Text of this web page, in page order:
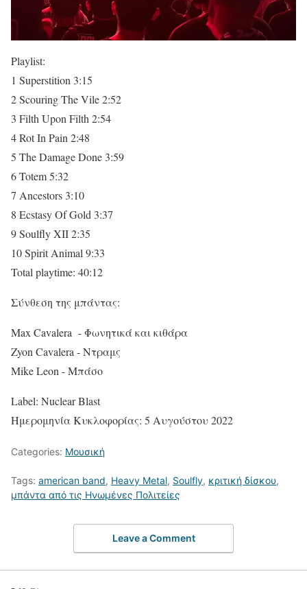
Playlist:
1 Superstition 3:15
2 Scouring The Vile 2:52
3 Filth Upon Filth 2:54
4 Rot In Pain 2:48
5 The Damage Done 3:59
6 Totem 5:32
7 Ancestors 3:10
8 Ecstasy Of Gold 3:37
9 Soulfly XII 2:35
10 Spirit Animal 9:33
Total playtime: 40:12
Σύνθεση της μπάντας:
Max Cavalera - Φωνητικά και κιθάρα
Zyon Cavalera - Ντραμς
Mike Leon - Μπάσο
Label: Nuclear Blast
Ημερομηνία Κυκλοφορίας: 5 Αυγούστου 2022
Categories: Μουσική
Tags: american band, Heavy Metal, Soulfly, κριτική δίσκου,
μπάντα από τις Ηνωμένες Πολιτείες
Leave a Comment